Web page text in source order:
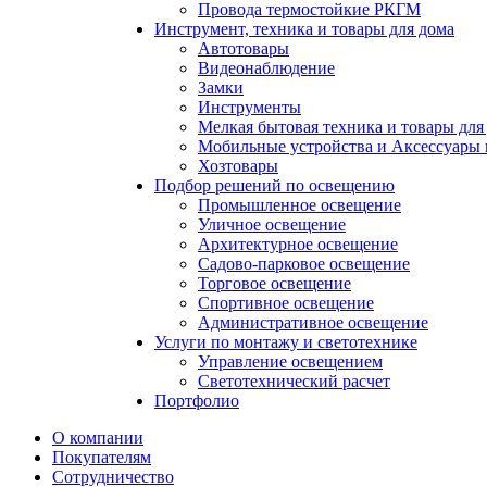
Провода термостойкие РКГМ
Инструмент, техника и товары для дома
Автотовары
Видеонаблюдение
Замки
Инструменты
Мелкая бытовая техника и товары для
Мобильные устройства и Аксессуары
Хозтовары
Подбор решений по освещению
Промышленное освещение
Уличное освещение
Архитектурное освещение
Садово-парковое освещение
Торговое освещение
Спортивное освещение
Административное освещение
Услуги по монтажу и светотехнике
Управление освещением
Светотехнический расчет
Портфолио
О компании
Покупателям
Сотрудничество